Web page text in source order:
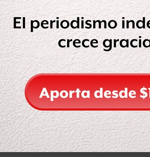
la Red de Monitoreo del sargazo de
cuenta con acceso a imágenes de
por el litoral, así como de
turistas, asociaciones de
permite analizar el avance del
real. Y la perspectiva para este 2022
este año lo que estamos viendo es que
mucho más que otros años”, dijo en